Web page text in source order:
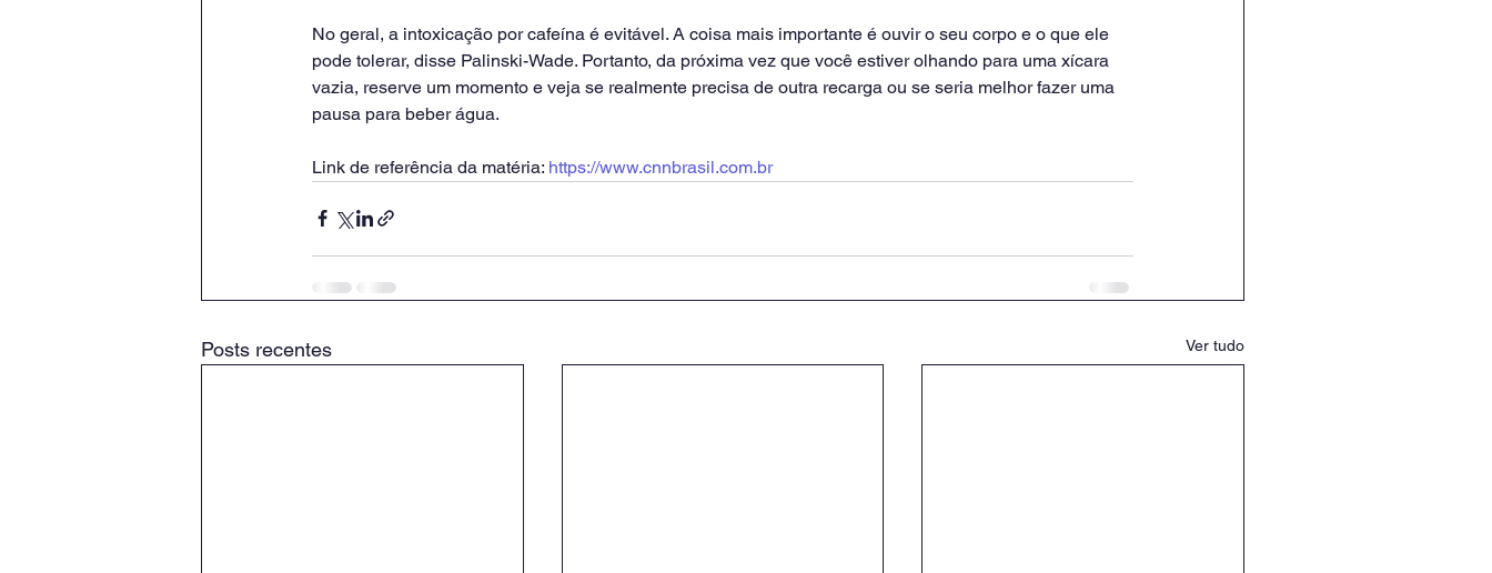
No geral, a intoxicação por cafeína é evitável. A coisa mais importante é ouvir o seu corpo e o que ele
pode tolerar, disse Palinski-Wade. Portanto, da próxima vez que você estiver olhando para uma xícara
vazia, reserve um momento e veja se realmente precisa de outra recarga ou se seria melhor fazer uma
pausa para beber água.
Link de referência da matéria: https://www.cnnbrasil.com.br
Posts recentes Ver tudo